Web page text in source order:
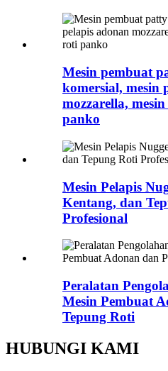
Mesin pembuat
komersial, mesin
mozzarella,
panko
Mesin Pelapis
Kentang, dan
Profesional
Peralatan
Mesin Pembuat
Tepung Roti
HUBUNGI KAMI